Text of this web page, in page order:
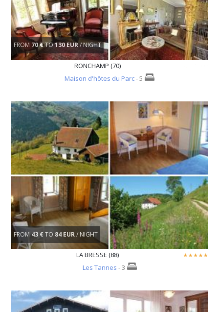
FROM 70 €TO130 EUR/ NIGHT
RONCHAMP (70)
Maison d'hôtes du Parc- 5
FROM43 €TO 84 EUR/ NIGHT
LA BRESSE (88)
Les Tannes - 3